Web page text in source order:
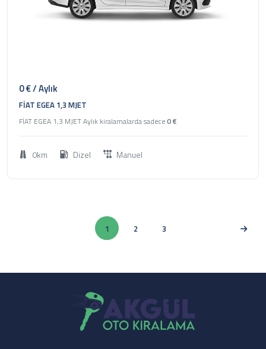
0€ / Aylık
FİAT EGEA 1,3 MJET
FİAT EGEA 1,3 MJET Aylık kiralamalarda sadece0€
0km Dizel Manuel
1 (current)
2 3